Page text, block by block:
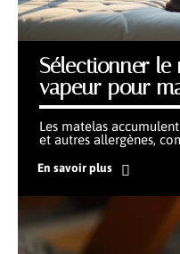
Sélectionner
vapeur pour
Les matelas
et autres allergènes,
En savoir plus